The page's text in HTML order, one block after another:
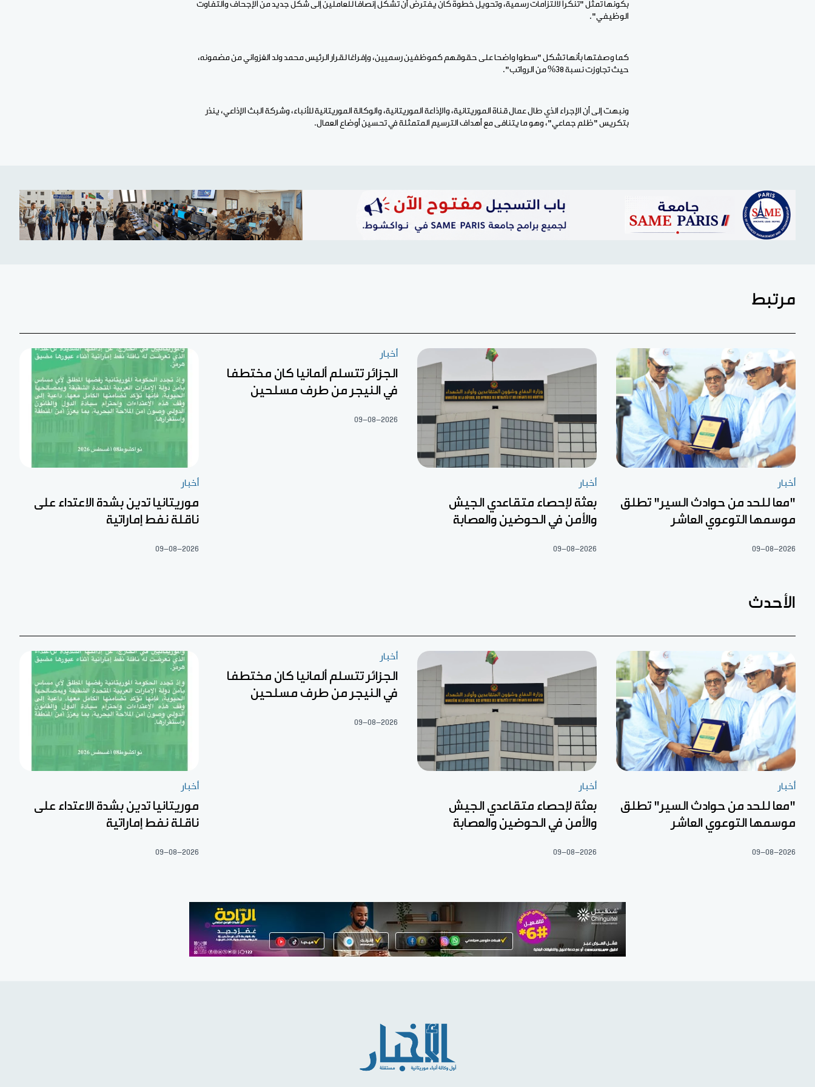
بكونها تمثل "تنكرا لالتزامات رسمية، وتحويل خطوة كان يفترض أن تشكل إنصافا للعاملين إلى شكل جديد من الإجحاف والتفاوت
الوظيفي".
كما وصفتها بأنها تشكل "سطوا واضحا على حقوقهم كموظفين رسميين، وإفراغا لقرار الرئيس محمد ولد الغزواني من مضمونه،
حيث تجاوزت نسبة 38% من الرواتب".
ونبهت إلى أن الإجراء الذي طال عمال قناة الموريتانية، والإذاعة الموريتانية، والوكالة الموريتانية للأنباء، وشركة البث الإذاعي، ينذر
بتكريس "ظلم جماعي"، وهو ما يتنافى مع أهداف الترسيم المتمثلة في تحسين أوضاع العمال.
مرتبط
أخبار
"معا للحد من حوادث السير" تطلق
موسمها التوعوي العاشر
09-08-2026
أخبار
بعثة لإحصاء متقاعدي الجيش
والأمن في الحوضين والعصابة
09-08-2026
أخبار
الجزائر تتسلم ألمانيا كان مختطفا
في النيجر من طرف مسلحين
09-08-2026
أخبار
موريتانيا تدين بشدة الاعتداء على
ناقلة نفط إماراتية
09-08-2026
الأحدث
أخبار
"معا للحد من حوادث السير" تطلق
موسمها التوعوي العاشر
09-08-2026
أخبار
بعثة لإحصاء متقاعدي الجيش
والأمن في الحوضين والعصابة
09-08-2026
أخبار
الجزائر تتسلم ألمانيا كان مختطفا
في النيجر من طرف مسلحين
09-08-2026
أخبار
موريتانيا تدين بشدة الاعتداء على
ناقلة نفط إماراتية
09-08-2026